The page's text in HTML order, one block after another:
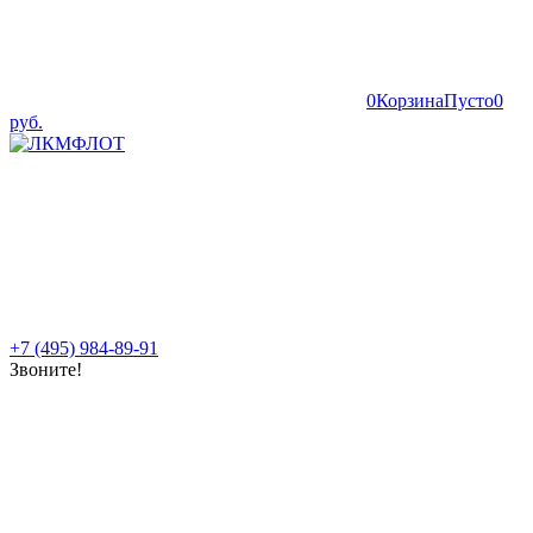
0КорзинаПусто0
руб.
+7 (495) 984-89-91
Звоните!